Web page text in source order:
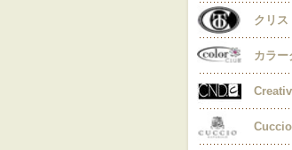
クリス
カラー
Cuccio